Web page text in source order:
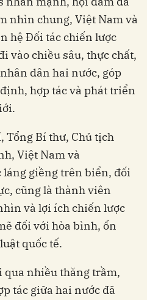
nhìn chung, Việt Nam và
hệ Đối tác chiến lược
vào chiều sâu, thực chất,
dân hai nước, góp
hợp tác và phát triển
Tổng Bí thư, Chủ tịch
Việt Nam và
giềng trên biển, đối
cũng là thành viên
và lợi ích chiến lược
đối với hòa bình, ổn
quốc tế.
qua nhiều thăng trầm,
tác giữa hai nước đã